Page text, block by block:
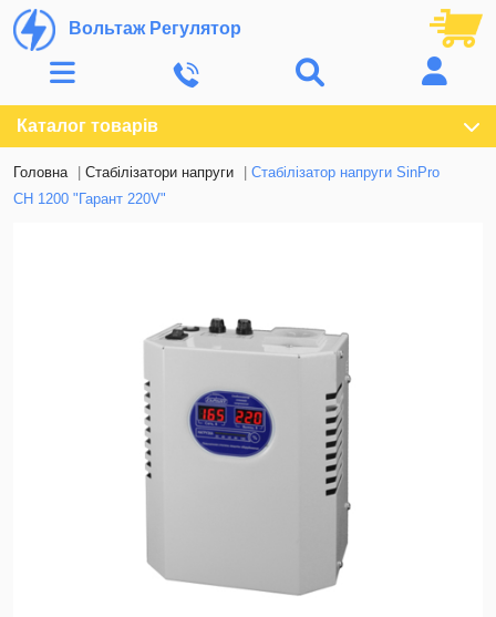
Вольтаж Регулятор
Каталог товарів
Головна Стабілізатори напруги
Стабілізатор напруги SinPro
СН 1200 "Гарант 220V"